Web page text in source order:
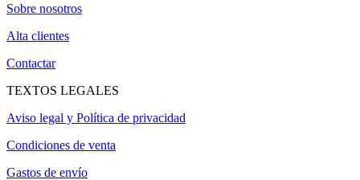
Sobre nosotros
Alta clientes
Contactar
TEXTOS LEGALES
Aviso legal y Política de privacidad
Condiciones de venta
Gastos de envío